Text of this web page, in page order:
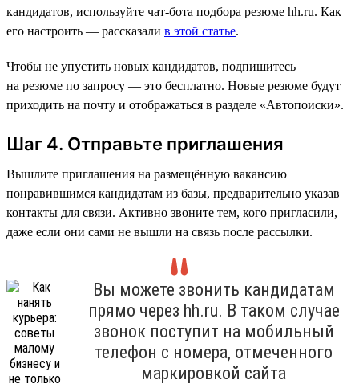
кандидатов, используйте чат-бота подбора резюме hh.ru. Как
его настроить — рассказали в этой статье.
Чтобы не упустить новых кандидатов, подпишитесь
на резюме по запросу — это бесплатно. Новые резюме будут
приходить на почту и отображаться в разделе «Автопоиски».
Шаг 4. Отправьте приглашения
Вышлите приглашения на размещённую вакансию
понравившимся кандидатам из базы, предварительно указав
контакты для связи. Активно звоните тем, кого пригласили,
даже если они сами не вышли на связь после рассылки.
Вы можете звонить кандидатам
прямо через hh.ru. В таком случае
звонок поступит на мобильный
телефон с номера, отмеченного
маркировкой сайта